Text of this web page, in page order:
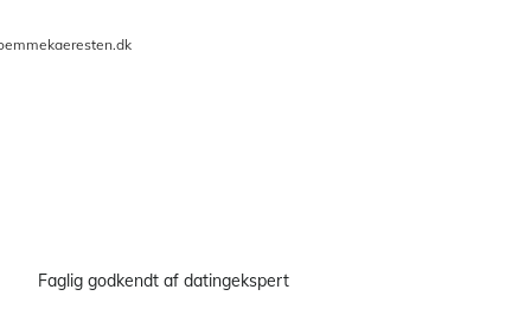
Faglig godkendt af datingekspert